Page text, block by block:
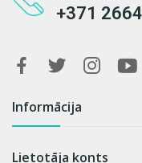
+371
Informācija
Lietotāja konts